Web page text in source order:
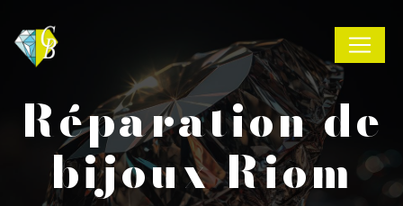
réparation de
bijoux Riom